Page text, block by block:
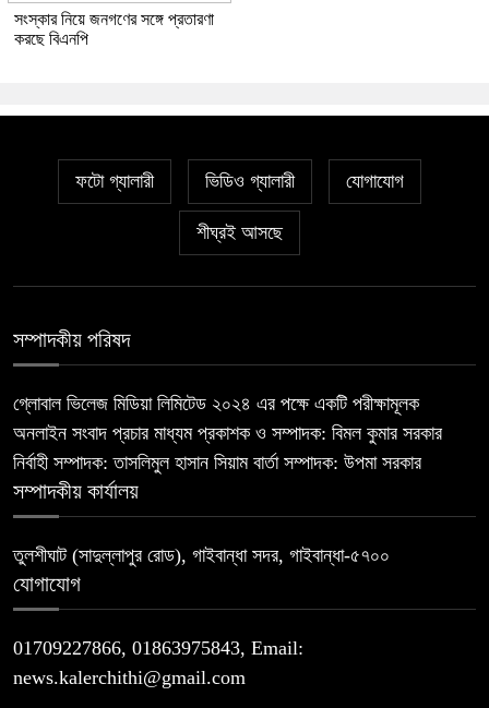
সংস্কার নিয়ে জনগণের সঙ্গে প্রতারণা
করছে বিএনপি
ফটো গ্যালারী ভিডিও গ্যালারী যোগাযোগ
শীঘ্রই আসছে
সম্পাদকীয় পরিষদ
গ্লোবাল ভিলেজ মিডিয়া লিমিটেড ২০২৪ এর পক্ষে একটি পরীক্ষামূলক
অনলাইন সংবাদ প্রচার মাধ্যম প্রকাশক ও সম্পাদক: বিমল কুমার সরকার
নির্বাহী সম্পাদক: তাসলিমুল হাসান সিয়াম বার্তা সম্পাদক: উপমা সরকার
সম্পাদকীয় কার্যালয়
তুলশীঘাট (সাদুল্লাপুর রোড), গাইবান্ধা সদর, গাইবান্ধা-৫৭০০
যোগাযোগ
01709227866, 01863975843, Email:
news.kalerchithi@gmail.com